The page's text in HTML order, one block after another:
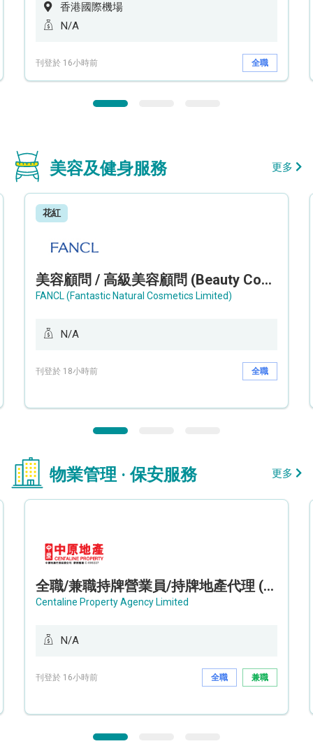
香港國際機場
N/A
刊登於 16小時前 全職
美容及健身服務 更多
花紅
美容顧問 / 高級美容顧問 (Beauty Consultant / Senior Beauty Consultant)
FANCL (Fantastic Natural Cosmetics Limited)
N/A
刊登於 18小時前 全職
物業管理 · 保安服務 更多
全職/兼職持牌營業員/持牌地產代理 (長沙灣/將軍澳/油塘)
Centaline Property Agency Limited
N/A
刊登於 16小時前 全職 兼職